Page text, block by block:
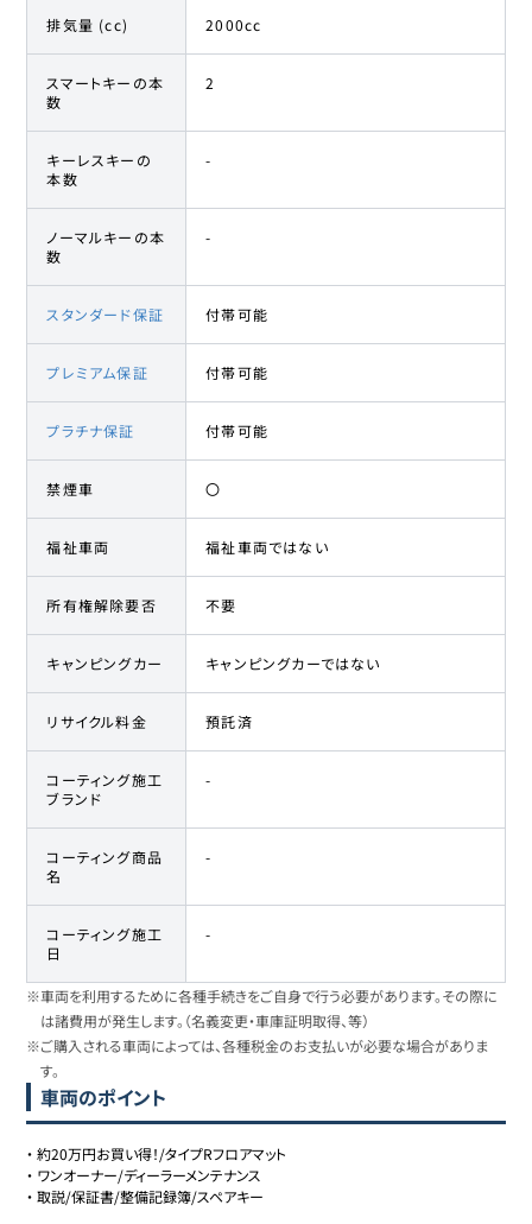
排気量 (cc) 2000cc
スマートキーの本
数
2
キーレスキーの
本数
-
ノーマルキーの本
数
-
スタンダード保証 付帯可能
プレミアム保証 付帯可能
プラチナ保証 付帯可能
禁煙車 〇
福祉車両 福祉車両ではない
所有権解除要否 不要
キャンピングカー キャンピングカーではない
リサイクル料金 預託済
コーティング施工
ブランド
-
コーティング商品
名
-
コーティング施工
日
-
※車両を利用するために各種手続きをご自身で行う必要があります。その際に
は諸費用が発生します。（名義変更・車庫証明取得、等）
※ご購入される車両によっては、各種税金のお支払いが必要な場合がありま
す。
車両のポイント
・約20万円お買い得！/タイプRフロアマット
・ ワンオーナー/ディーラーメンテナンス
・取説/保証書/整備記録簿/スペアキー